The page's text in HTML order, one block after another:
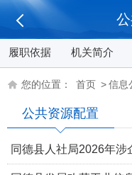
履职依据 机关简介
您的位置： 首页 >信息
公共资源配置
同德县人社局2026年涉